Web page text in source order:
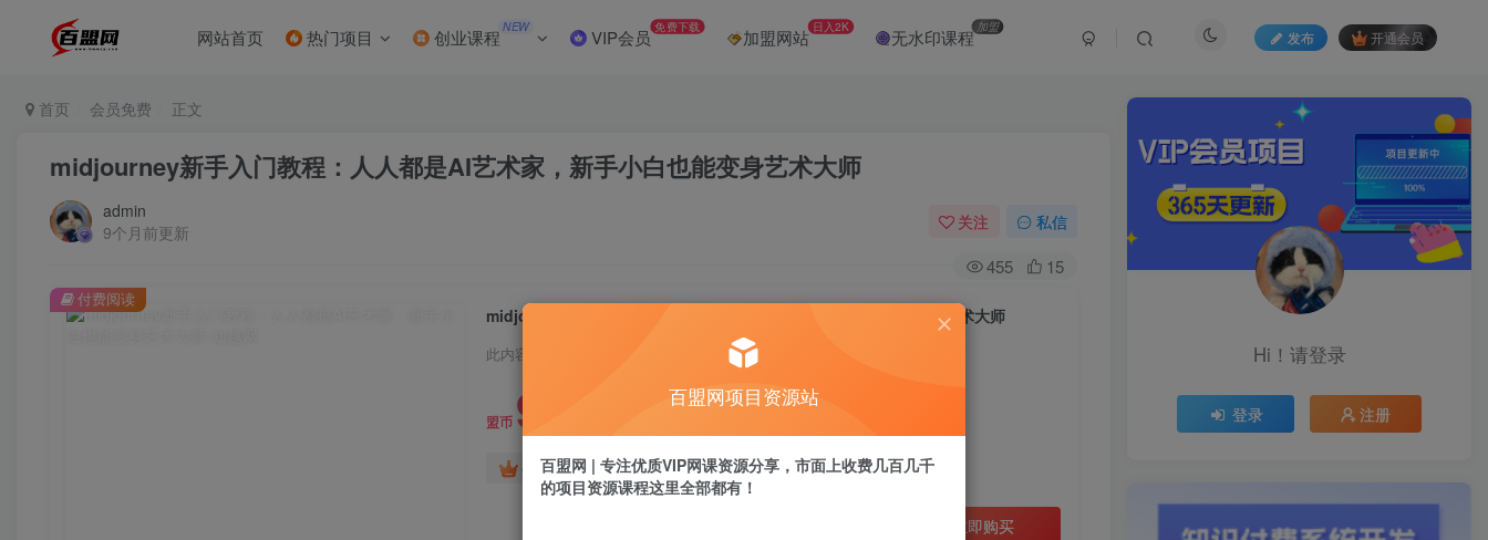
网站首页 热门项目 创业课程 NEW VIP会员 免费下载 加盟网站 日入2K 无水印课程 加盟
发布 开通会员
首页 会员免费 正文
midjourney新手入门教程：人人都是AI艺术家，新手小白也能变身艺术大师
admin
9个月前更新
关注 私信
455 15
midjourney新手入门教程：人人都是AI艺术家，新手小白也能变身艺术大师
此内容为付费阅读，请付费后查看
盟币 9.9
年卡会员免费 永久会员免费
立即购买
付费阅读
Hi！请登录
登录 注册
百盟网项目资源站
百盟网 | 专注优质VIP网课资源分享，市面上收费几百几千
的项目资源课程这里全部都有！